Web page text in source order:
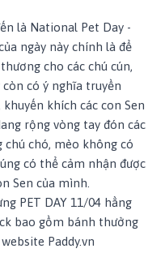
là National Pet Day -
ngày này chính là để
cho các chú cún,
có ý nghĩa truyền
khích các con Sen
rộng vòng tay đón các
chú chó, mèo không có
có thể cảm nhận được
Sen của mình.
PET DAY 11/04 hằng
bao gồm bánh thưởng
Paddy.vn